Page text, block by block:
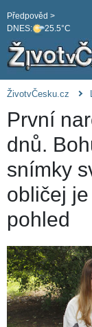
DNES: 25.5°C
Předpověd >
ŽivotvČesku.cz
První
dnů.
snímky
obličej
pohled